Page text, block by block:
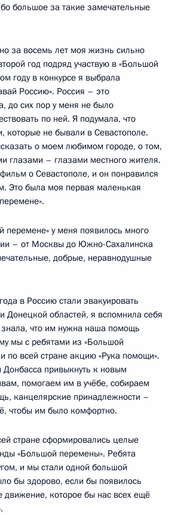
большое за такие замечательные
за восемь лет моя жизнь сильно
год подряд участвую в «Большой
году в конкурсе я выбрала
Россию». Россия – это
до сих пор у меня не было
по ней. Я подумала, что
которые не бывали в Севастополе.
о моем любимом городе, о том,
глазами – глазами местного жителя.
о Севастополе, и он понравился
Это была моя первая маленькая
перемене» у меня появилось много
– от Москвы до Южно-Сахалинска
добрые, неравнодушные
в Россию стали эвакуировать
Донецкой областей, я вспомнила себя
что им нужна наша помощь
мы с ребятами из «Большой
по всей стране акцию «Рука помощи».
привыкнуть к новым
помогаем им в учёбе, собираем
канцелярские принадлежности –
чтобы им было комфортно.
стране сформировались целые
«Большой перемены». Ребята
и мы стали одной большой
бы здорово, если бы появилось
движение, которое бы нас всех ещё